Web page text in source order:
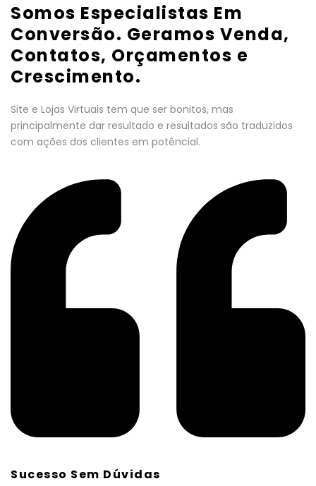
Somos Especialistas Em
Conversão. Geramos Venda,
Contatos, Orçamentos e
Crescimento.
Site e Lojas Virtuais tem que ser bonitos, mas
principalmente dar resultado e resultados são traduzidos
com ações dos clientes em potêncial.
Sucesso Sem Dúvidas